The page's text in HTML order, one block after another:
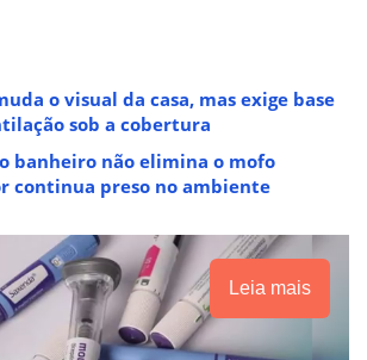
o visual da casa, mas exige base
sob a cobertura
banheiro não elimina o mofo
continua preso no ambiente
Leia mais